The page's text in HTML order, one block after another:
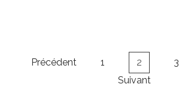
Navigation
Précédent 1 2 3
Suivant